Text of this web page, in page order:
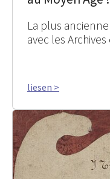
La plus
avec les
liesen >